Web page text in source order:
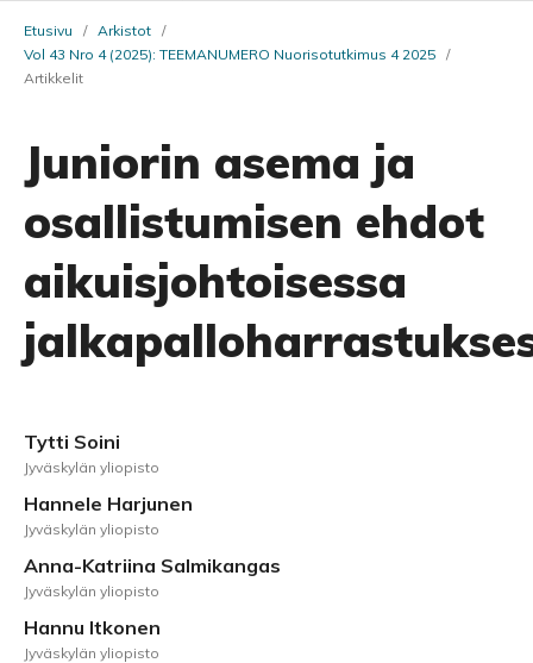
Etusivu / Arkistot /
Vol 43 Nro 4 (2025): TEEMANUMERO Nuorisotutkimus 4 2025 /
Artikkelit
Juniorin asema ja
osallistumisen ehdot
aikuisjohtoisessa
Tytti Soini
Jyväskylän yliopisto
Hannele Harjunen
Jyväskylän yliopisto
Anna-Katriina Salmikangas
Jyväskylän yliopisto
Hannu Itkonen
Jyväskylän yliopisto